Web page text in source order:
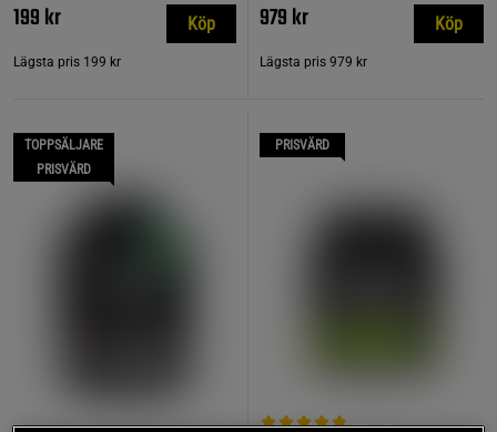
199 kr
Lägsta pris 199 kr
Köp 979 kr
Lägsta pris 979 kr
Köp
TOPPSÄLJARE
PRISVÄRD
PRISVÄRD